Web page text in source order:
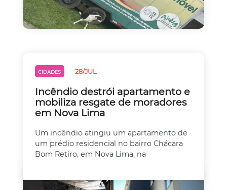
CIDADES 28/JUL
Incêndio destrói apartamento e
mobiliza resgate de moradores
em Nova Lima
Um incêndio atingiu um apartamento de
um prédio residencial no bairro Chácara
Bom Retiro, em Nova Lima, na